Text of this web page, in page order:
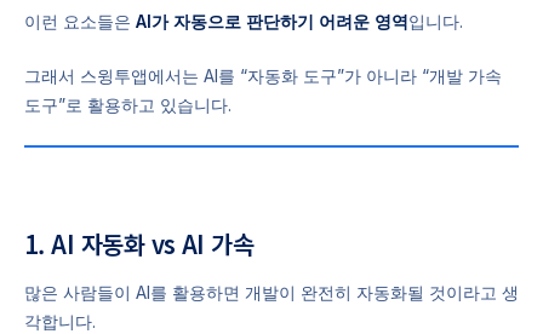
이런 요소들은 AI가 자동으로 판단하기 어려운 영역입니다.
그래서 스윙투앱에서는 AI를 “자동화 도구”가 아니라 “개발 가속
도구”로 활용하고 있습니다.
1. AI 자동화 vs AI 가속
많은 사람들이 AI를 활용하면 개발이 완전히 자동화될 것이라고 생
각합니다.